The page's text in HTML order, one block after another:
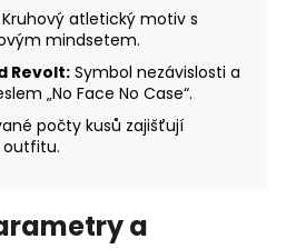
Kruhový atletický motiv s
mindsetem.
Revolt: Symbol nezávislosti a
„No Face No Case“.
počty kusů zajišťují
outfitu.
a